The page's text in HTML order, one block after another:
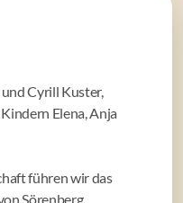
Cyrill Kuster,
Elena, Anja
führen wir das
Sörenberg.